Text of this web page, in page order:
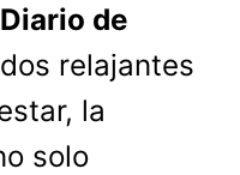
Diario de
relajantes
la
solo